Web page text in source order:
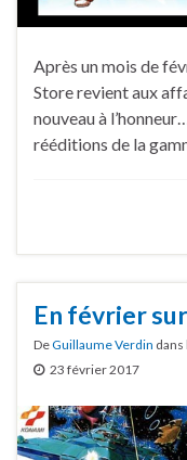
Après un mois de
Store revient aux
nouveau à
rééditions de la
En février
DeGuillaume Verdin dans
23 février 2017